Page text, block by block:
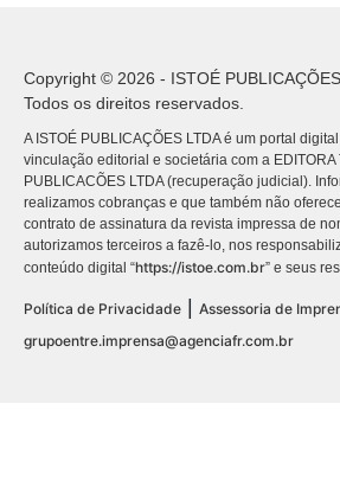
Copyright © 2026 - ISTOÉ
Todos os direitos reservados.
A ISTOÉ PUBLICAÇÕES LTDA é um portal
vinculação editorial e societária com a EDITORA
PUBLICACÕES LTDA (recuperação judicial).
realizamos cobranças e que também não
contrato de assinatura da revista impressa de
autorizamos terceiros a fazê-lo, nos
conteúdo digital “https://istoe.com.br” e seus
Política de Privacidade
Assessoria de
grupoentre.imprensa@agenciafr.com.br